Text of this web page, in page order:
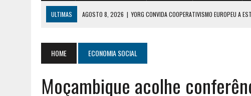
ULTIMAS AGOSTO 8, 2026 | YORG CONVIDA COOPERATIVISMO EUROPEU A
AGOSTO 2, 2026 | GERAÇÃO Z É UM MOVIMENTO DE LUTA DE CLASSES
AGOSTO 8, 2026
ENCONTRO NACIONAL DA MÚTUA DOS PESCADORES TERÁ
HOME ECONOMIA SOCIAL
Moçambique acolhe